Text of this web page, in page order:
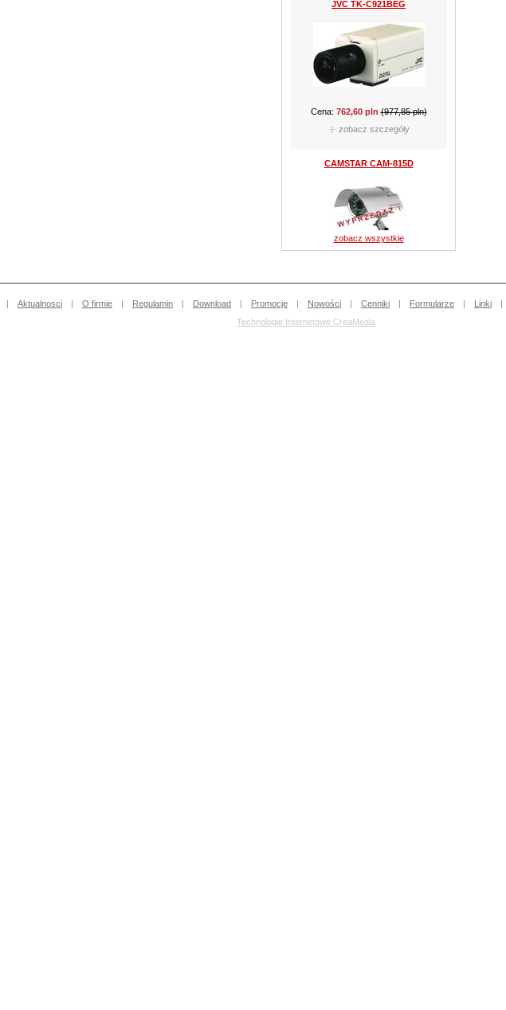
301,35 pln
(424,35 pln)
zobacz szczegóły
CAMSTAR CAM-510B
159,90 pln (289,05 pln)
zobacz szczegóły
CAMSTAR CAM-210D
zobacz wszystkie
Aktualnosci O firmie Regulamin Download Promocje Nowości Cenniki Formularze Linki
Technologie Internetowe CreaMedia